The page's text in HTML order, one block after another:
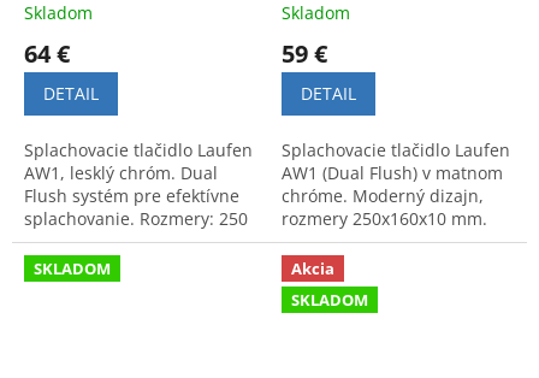
Skladom
64 €
DETAIL
Splachovacie tlačidlo Laufen
AW1, lesklý chróm. Dual
Flush systém pre efektívne
splachovanie. Rozmery: 250
x 160 x 10 mm. Moderný a
funkčný doplnok pre WC.
Skladom
59 €
DETAIL
Splachovacie tlačidlo Laufen
AW1 (Dual Flush) v matnom
chróme. Moderný dizajn,
rozmery 250x160x10 mm.
Kvalitné spracovanie
zaručujúce dlhú životnosť.
SKLADOM
Akcia
SKLADOM